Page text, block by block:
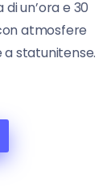
un’ora e 30
atmosfere
statunitense.